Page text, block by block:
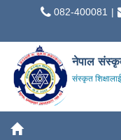
082-400081
नेपाल
संस्कृत